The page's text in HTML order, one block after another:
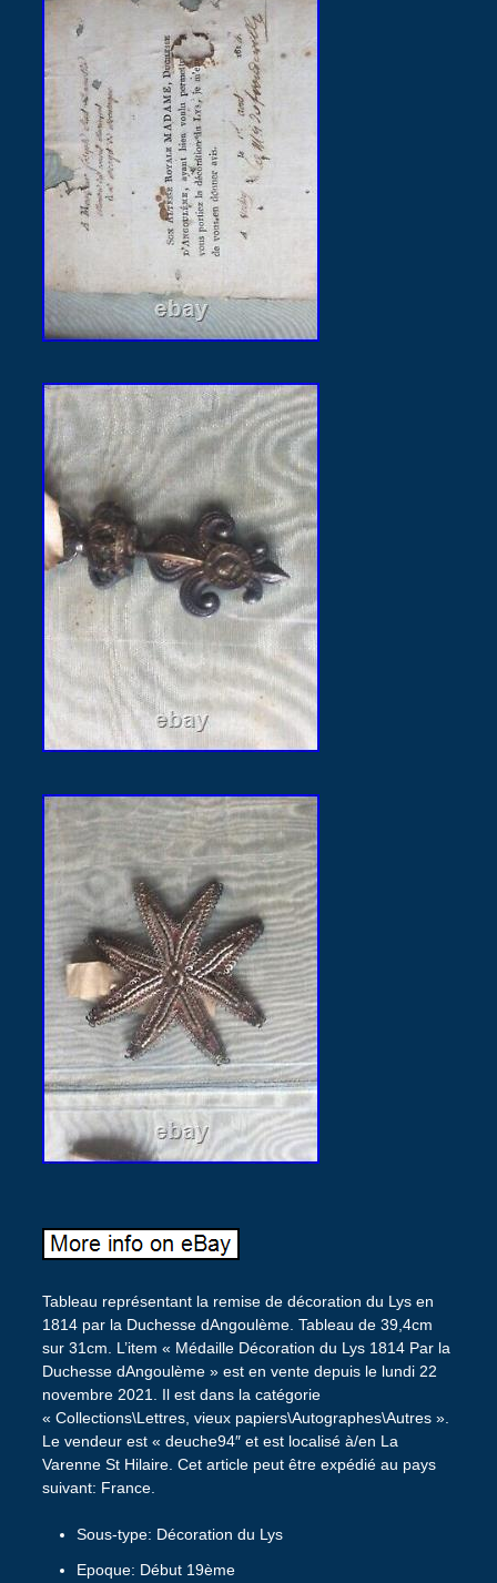
Tableau représentant la remise de décoration du Lys en
1814 par la Duchesse dAngoulème. Tableau de 39,4cm
sur 31cm. L’item « Médaille Décoration du Lys 1814 Par la
Duchesse dAngoulème » est en vente depuis le lundi 22
novembre 2021. Il est dans la catégorie
« Collections\Lettres, vieux papiers\Autographes\Autres ».
Le vendeur est « deuche94″ et est localisé à/en La
Varenne St Hilaire. Cet article peut être expédié au pays
suivant: France.
Sous-type: Décoration du Lys
Epoque: Début 19ème